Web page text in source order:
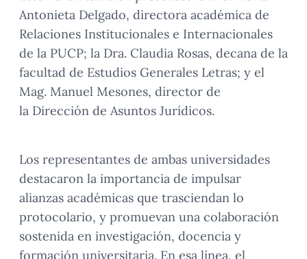
Antonieta Delgado, directora académica de
Relaciones Institucionales e Internacionales
de la PUCP; la Dra. Claudia Rosas, decana de la
facultad de Estudios Generales Letras; y el
Mag. Manuel Mesones, director de
la Dirección de Asuntos Jurídicos.
Los representantes de ambas universidades
destacaron la importancia de impulsar
alianzas académicas que trasciendan lo
protocolario, y promuevan una colaboración
sostenida en investigación, docencia y
formación universitaria. En esa línea, el